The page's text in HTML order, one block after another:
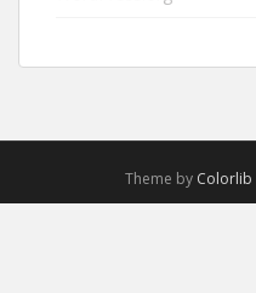
Theme by Colorlib